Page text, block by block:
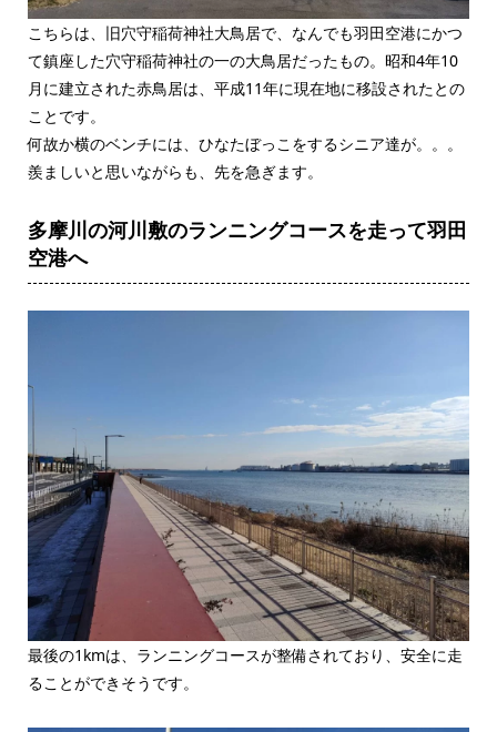
こちらは、旧穴守稲荷神社大鳥居で、なんでも羽田空港にかつ
て鎮座した穴守稲荷神社の一の大鳥居だったもの。昭和4年10
月に建立された赤鳥居は、平成11年に現在地に移設されたとの
ことです。
何故か横のベンチには、ひなたぼっこをするシニア達が。。。
羨ましいと思いながらも、先を急ぎます。
多摩川の河川敷のランニングコースを走って羽田
空港へ
最後の1kmは、ランニングコースが整備されており、安全に走
ることができそうです。